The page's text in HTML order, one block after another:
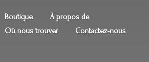
Boutique
À propos de
Où nous trouver
Contactez-nous